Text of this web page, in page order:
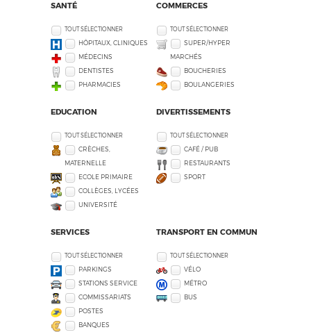
SANTÉ
TOUT SÉLECTIONNER
HÔPITAUX, CLINIQUES
MÉDECINS
DENTISTES
PHARMACIES
COMMERCES
TOUT SÉLECTIONNER
SUPER/HYPER
MARCHÉS
BOUCHERIES
BOULANGERIES
EDUCATION
TOUT SÉLECTIONNER
CRÈCHES,
MATERNELLE
ECOLE PRIMAIRE
COLLÈGES, LYCÉES
UNIVERSITÉ
DIVERTISSEMENTS
TOUT SÉLECTIONNER
CAFÉ / PUB
RESTAURANTS
SPORT
SERVICES
TOUT SÉLECTIONNER
PARKINGS
STATIONS SERVICE
COMMISSARIATS
POSTES
BANQUES
TRANSPORT EN COMMUN
TOUT SÉLECTIONNER
VÉLO
MÉTRO
BUS